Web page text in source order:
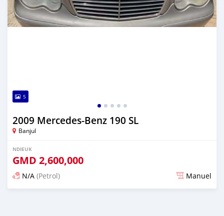
5
2009 Mercedes-Benz 190 SL
Banjul
NDIEUK
GMD 2,600,000
N/A (Petrol) Manuel